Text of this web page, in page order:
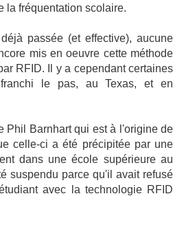
la fréquentation scolaire.
passée (et effective), aucune
mis en oeuvre cette méthode
RFID. Il y a cependant certaines
le pas, au Texas, et en
Phil Barnhart qui est à l'origine de
celle-ci a été précipitée par une
dans une école supérieure au
suspendu parce qu'il avait refusé
avec la technologie RFID